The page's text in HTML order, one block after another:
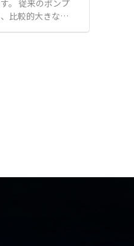
ドと組み合わせ
の認証作業
能です。 標準タ
異物に対応する
途に合わせて選
が懸念されるユ
。 従来のポンプ
比較的大きな固
液体や高粘度液